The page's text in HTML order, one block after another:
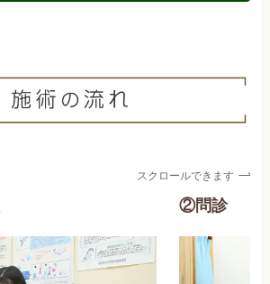
スクロールできます
②問診